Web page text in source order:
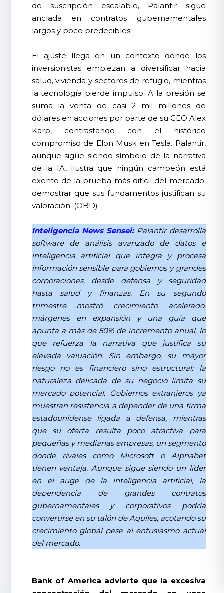
de suscripción escalable, Palantir sigue
anclada en contratos gubernamentales
largos y poco predecibles.
El ajuste llega en un contexto donde los
inversionistas empiezan a diversificar hacia
salud, vivienda y sectores de refugio, mientras
la tecnología pierde impulso. A la presión se
suma la venta de casi 2 mil millones de
dólares en acciones por parte de su CEO Alex
Karp, contrastando con el histórico
compromiso de Elon Musk en Tesla. Palantir,
aunque sigue siendo símbolo de la narrativa
de la IA, ilustra que ningún campeón está
exento de la prueba más difícil del mercado:
demostrar que sus fundamentos justifican su
valoración. (OBD)
Inteligencia News Sensei:Palantir desarrolla
software de análisis avanzado de datos e
inteligencia artificial que integra y procesa
información sensible para gobiernos y grandes
corporaciones, desde defensa y seguridad
hasta salud y finanzas. En su segundo
trimestre mostró crecimiento acelerado,
márgenes en expansión y una guía que
apunta a más de 50% de incremento anual, lo
que refuerza la narrativa que justifica su
elevada valuación. Sin embargo, su mayor
riesgo no es financiero sino estructural: la
naturaleza delicada de su negocio limita su
mercado potencial. Gobiernos extranjeros ya
muestran resistencia a depender de una firma
estadounidense ligada a defensa, mientras
que su oferta resulta poco atractiva para
pequeñas y medianas empresas, un segmento
donde rivales como Microsoft o Alphabet
tienen ventaja. Aunque sigue siendo un líder
en el auge de la inteligencia artificial, la
dependencia de grandes contratos
gubernamentales y corporativos podría
convertirse en su talón de Aquiles, acotando su
crecimiento global pese al entusiasmo actual
del mercado.
Bank of America advierte que la excesiva